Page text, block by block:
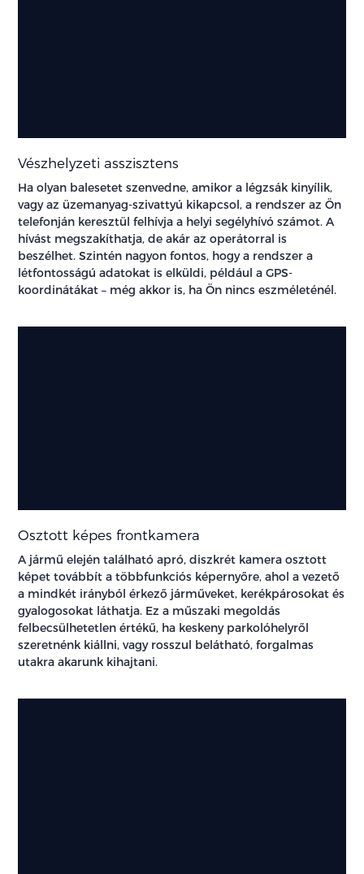
Vészhelyzeti asszisztens
Ha olyan balesetet szenvedne, amikor a légzsák kinyílik,
vagy az üzemanyag-szivattyú kikapcsol, a rendszer az Ön
telefonján keresztül felhívja a helyi segélyhívó számot. A
hívást megszakíthatja, de akár az operátorral is
beszélhet. Szintén nagyon fontos, hogy a rendszer a
létfontosságú adatokat is elküldi, például a GPS-
koordinátákat – még akkor is, ha Ön nincs eszméleténél.
Osztott képes frontkamera
A jármű elején található apró, diszkrét kamera osztott
képet továbbít a többfunkciós képernyőre, ahol a vezető
a mindkét irányból érkező járműveket, kerékpárosokat és
gyalogosokat láthatja. Ez a műszaki megoldás
felbecsülhetetlen értékű, ha keskeny parkolóhelyről
szeretnénk kiállni, vagy rosszul belátható, forgalmas
utakra akarunk kihajtani.